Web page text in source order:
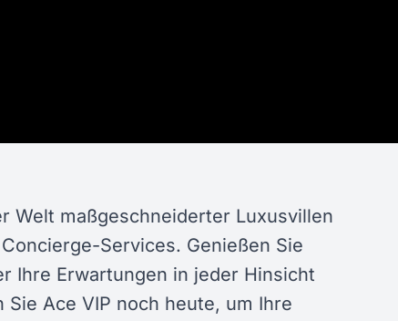
Welt maßgeschneiderter Luxusvillen
Services. Genießen Sie
Ihre Erwartungen in jeder Hinsicht
Ace VIP noch heute, um Ihre